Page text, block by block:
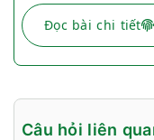
Đọc bài chi tiết
Câu hỏi liên